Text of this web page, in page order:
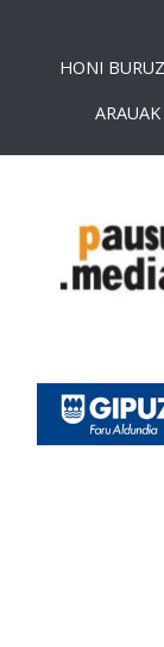
HONI BURUZ
ARAUAK